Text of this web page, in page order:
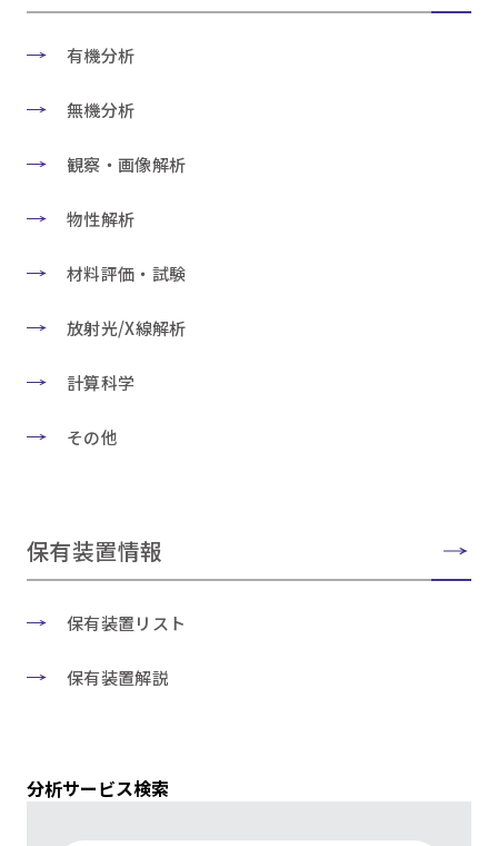
有機分析
無機分析
観察・画像解析
物性解析
材料評価・試験
放射光/X線解析
計算科学
その他
保有装置情報
保有装置リスト
保有装置解説
分析サービス検索